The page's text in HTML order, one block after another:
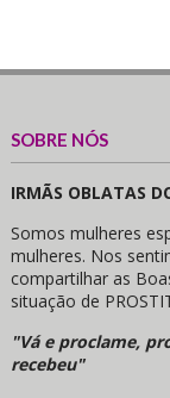
SOBRE NÓS
IRMÃS OBLATAS
Somos mulheres
mulheres. Nos
compartilhar as
situação de
"Vá e proclame,
recebeu"